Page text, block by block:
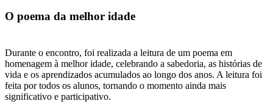
O poema da melhor idade
Durante o encontro, foi realizada a leitura de um poema em
homenagem à melhor idade, celebrando a sabedoria, as histórias de
vida e os aprendizados acumulados ao longo dos anos. A leitura foi
feita por todos os alunos, tornando o momento ainda mais
significativo e participativo.